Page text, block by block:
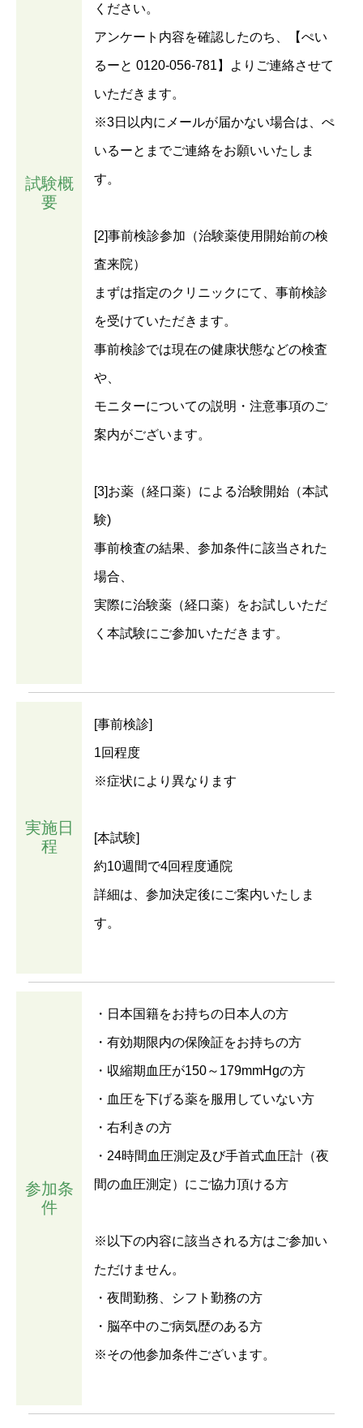
試験概
要
ください。
アンケート内容を確認したのち、【ぺい
るーと 0120-056-781】よりご連絡させて
いただきます。
※3日以内にメールが届かない場合は、ぺ
いるーとまでご連絡をお願いいたしま
す。
[2]事前検診参加（治験薬使用開始前の検
査来院）
まずは指定のクリニックにて、事前検診
を受けていただきます。
事前検診では現在の健康状態などの検査
や、
モニターについての説明・注意事項のご
案内がございます。
[3]お薬（経口薬）による治験開始（本試
験)
事前検査の結果、参加条件に該当された
場合、
実際に治験薬（経口薬）をお試しいただ
く本試験にご参加いただきます。
実施日
程
[事前検診]
1回程度
※症状により異なります
[本試験]
約10週間で4回程度通院
詳細は、参加決定後にご案内いたしま
す。
参加条
件
・日本国籍をお持ちの日本人の方
・有効期限内の保険証をお持ちの方
・収縮期血圧が150～179mmHgの方
・血圧を下げる薬を服用していない方
・右利きの方
・24時間血圧測定及び手首式血圧計（夜
間の血圧測定）にご協力頂ける方
※以下の内容に該当される方はご参加い
ただけません。
・夜間勤務、シフト勤務の方
・脳卒中のご病気歴のある方
※その他参加条件ございます。